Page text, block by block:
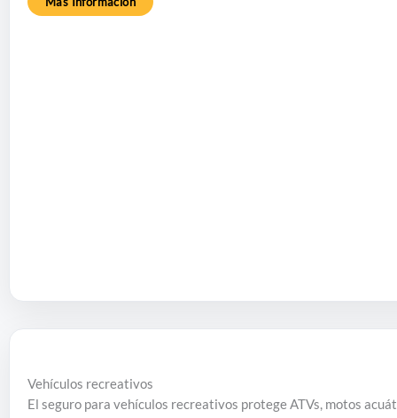
Vehículos recreativos
El seguro para vehículos recreativos protege ATVs, motos